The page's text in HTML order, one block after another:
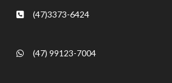
(47)3373-6424
(47) 99123-7004